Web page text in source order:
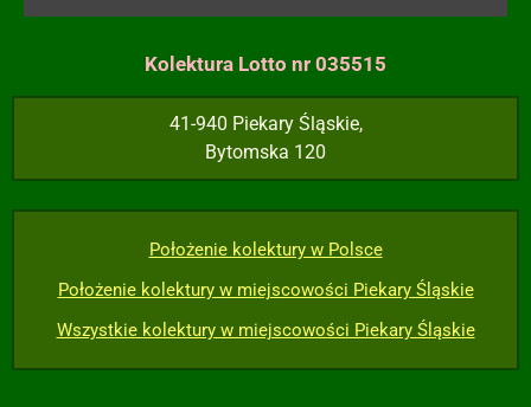
Kolektura Lotto nr 035515
41-940 Piekary Śląskie,
Bytomska 120
Położenie kolektury w Polsce
Położenie kolektury w miejscowości Piekary Śląskie
Wszystkie kolektury w miejscowości Piekary Śląskie